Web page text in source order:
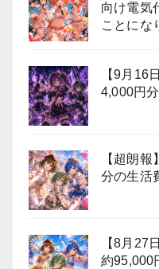
向け電気
ことにな
【9月16
4,000円
【超朗
分の生活
【8月27
約95,000